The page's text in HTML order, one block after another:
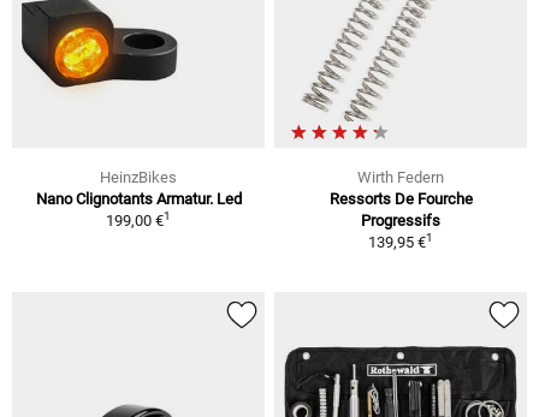
HeinzBikes
Nano Clignotants Armatur. Led
199,00 €1
Wirth Federn
Ressorts De Fourche
Progressifs
139,95 €1